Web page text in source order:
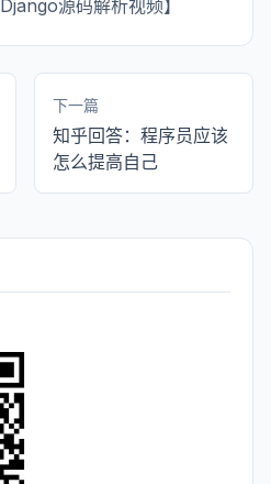
源码解析视频】
下一篇
知乎回答：程序员应该
怎么提高自己